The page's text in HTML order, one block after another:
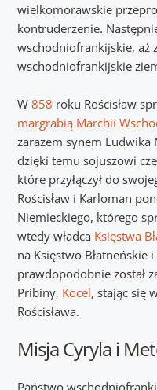
wielkomorawskie
kontruderzenie.
wschodniofrankijskie, aż
wschodniofrankijskie
W 858 roku Rościsław
margrabią Marchii
zarazem synem Ludwika
dzięki temu sojuszowi
które przyłączył do
Rościsław i Karloman
Niemieckiego, którego
wtedy władca Księstwa
na Księstwo Błatneńskie
prawdopodobnie został
Pribiny, Kocel, stając się
Rościsława.
Misja Cyryla i
Państwo